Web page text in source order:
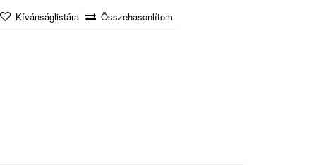
Kívánságlistára Összehasonlítom